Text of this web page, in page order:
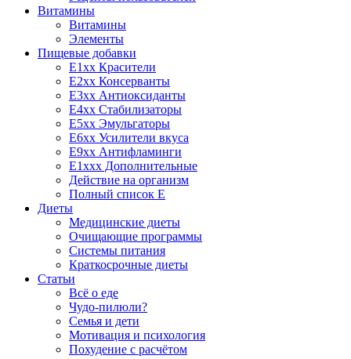
Витамины
Витамины
Элементы
Пищевые добавки
E1xx Красители
E2xx Консерванты
E3xx Антиоксиданты
E4xx Стабилизаторы
E5xx Эмульгаторы
E6xx Усилители вкуса
E9xx Антифламинги
E1xxx Дополнительные
Действие на организм
Полный список E
Диеты
Медицинские диеты
Очищающие программы
Системы питания
Краткосрочные диеты
Статьи
Всё о еде
Чудо-пилюли?
Семья и дети
Мотивация и психология
Похудение с расчётом